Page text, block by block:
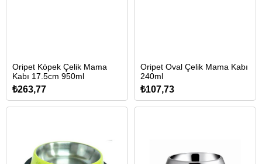
Oripet Köpek Çelik Mama
Kabı 17.5cm 950ml
₺263,77
Oripet Oval Çelik Mama Kabı
240ml
₺107,73